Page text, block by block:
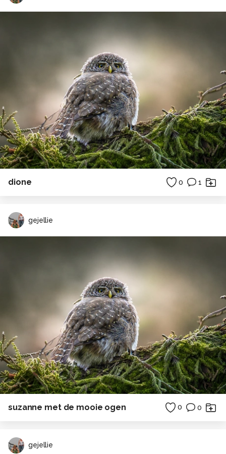
dione 0 1
gejellie
suzanne met de mooie ogen 0 0
gejellie